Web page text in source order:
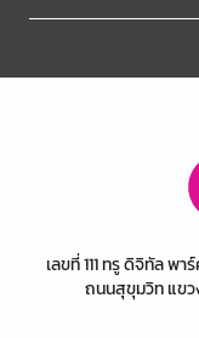
เลขที่ 111 ทรู ดิจิทัล พ
ถนนสุขุมวิท แขว